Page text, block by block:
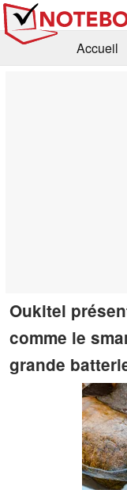
Accueil
Oukitel
comme le
grande